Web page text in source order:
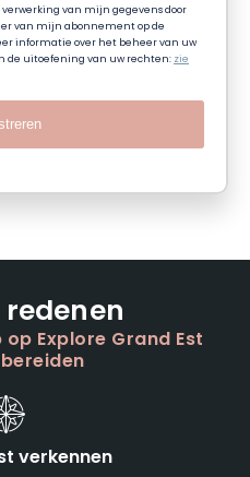
verwerking van mijn gegevens door
van mijn abonnement op de
informatie over het beheer van uw
de uitoefening van uw rechten: zie
Explore Grand Est
verkennen